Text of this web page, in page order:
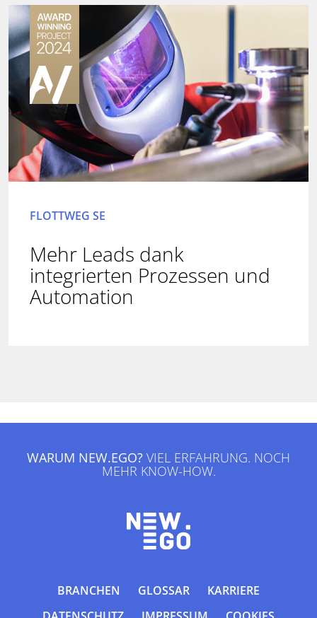
FLOTTWEG SE
Mehr Leads dank
integrierten Prozessen und
Automation
WARUM NEW.EGO? VIEL ERFAHRUNG. NOCH
MEHR KNOW-HOW.
BRANCHEN GLOSSAR
KARRIERE